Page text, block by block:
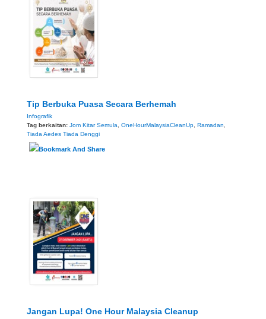
Tip Berbuka Puasa Secara Berhemah
Infografik
Tag berkaitan: Jom Kitar Semula, OneHourMalaysiaCleanUp, Ramadan,
Tiada Aedes Tiada Denggi
Jangan Lupa! One Hour Malaysia Cleanup